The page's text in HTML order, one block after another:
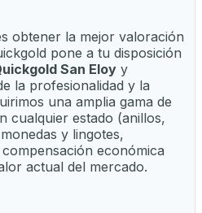
obtener la mejor valoración
pone a tu disposición
San Eloy y
la profesionalidad y la
una amplia gama de
cualquier estado (anillos,
y lingotes,
económica
actual del mercado.